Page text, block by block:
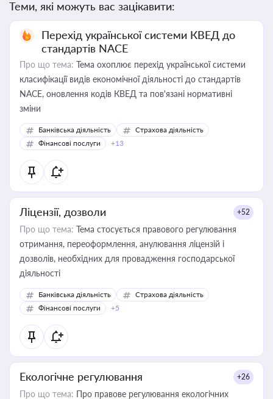
Теми, які можуть вас зацікавити:
Перехід української системи КВЕД до
стандартів NACE
Про що тема: Тема охоплює перехід української системи
класифікації видів економічної діяльності до стандартів
NACE, оновлення кодів КВЕД та пов'язані нормативні
зміни
Банківська діяльність
Страхова діяльність
Фінансові послуги
+13
Ліцензії, дозволи +52
Про що тема: Тема стосується правового регулювання
отримання, переоформлення, анулювання ліцензій і
дозволів, необхідних для провадження господарської
діяльності
Банківська діяльність
Страхова діяльність
Фінансові послуги
+5
Екологічне регулювання +26
Про що тема: Про правове регулювання екологічних